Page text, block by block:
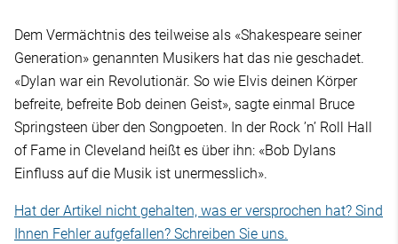
Dem Vermächtnis des teilweise als «Shakespeare seiner
Generation» genannten Musikers hat das nie geschadet.
«Dylan war ein Revolutionär. So wie Elvis deinen Körper
befreite, befreite Bob deinen Geist», sagte einmal Bruce
Springsteen über den Songpoeten. In der Rock ’n’ Roll Hall
of Fame in Cleveland heißt es über ihn: «Bob Dylans
Einfluss auf die Musik ist unermesslich».
Hat der Artikel nicht gehalten, was er versprochen hat? Sind
Ihnen Fehler aufgefallen? Schreiben Sie uns.